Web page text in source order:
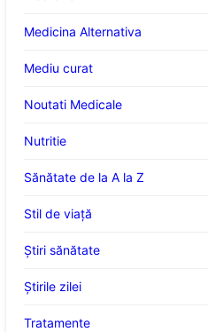
Medicina Alternativa
Mediu curat
Noutati Medicale
Nutritie
Sănătate de la A la Z
Stil de viaţă
Ştiri sănătate
Știrile zilei
Tratamente